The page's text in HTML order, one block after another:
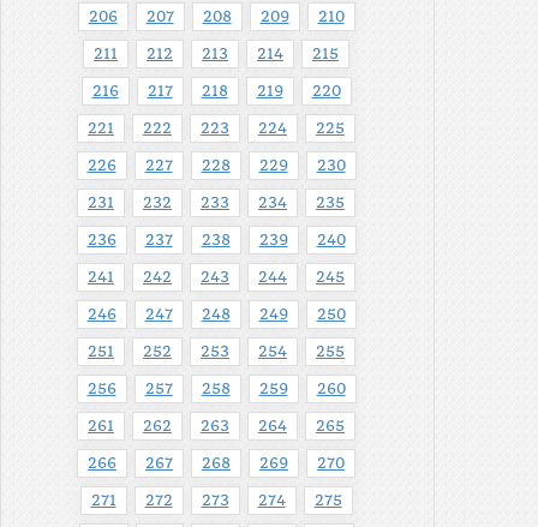
206 207 208 209 210
211 212 213 214 215
216 217 218 219 220
221 222 223 224 225
226 227 228 229 230
231 232 233 234 235
236 237 238 239 240
241 242 243 244 245
246 247 248 249 250
251 252 253 254 255
256 257 258 259 260
261 262 263 264 265
266 267 268 269 270
271 272 273 274 275